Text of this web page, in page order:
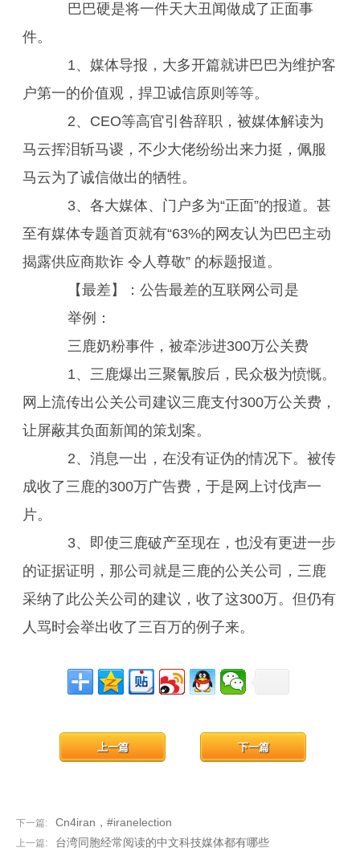
巴巴硬是将一件天大丑闻做成了正面事
件。
1、媒体导报，大多开篇就讲巴巴为维护客
户第一的价值观，捍卫诚信原则等等。
2、CEO等高官引咎辞职，被媒体解读为
马云挥泪斩马谡，不少大佬纷纷出来力挺，佩服
马云为了诚信做出的牺牲。
3、各大媒体、门户多为“正面”的报道。甚
至有媒体专题首页就有“63%的网友认为巴巴主动
揭露供应商欺诈 令人尊敬” 的标题报道。
【最差】：公告最差的互联网公司是
举例：
三鹿奶粉事件，被牵涉进300万公关费
1、三鹿爆出三聚氰胺后，民众极为愤慨。
网上流传出公关公司建议三鹿支付300万公关费，
让屏蔽其负面新闻的策划案。
2、消息一出，在没有证伪的情况下。被传
成收了三鹿的300万广告费，于是网上讨伐声一
片。
3、即使三鹿破产至现在，也没有更进一步
的证据证明，那公司就是三鹿的公关公司，三鹿
采纳了此公关公司的建议，收了这300万。但仍有
人骂时会举出收了三百万的例子来。
下一篇: Cn4iran，#iranelection
下一篇
上一篇: 台湾同胞经常阅读的中文科技媒体都有哪些
上一篇